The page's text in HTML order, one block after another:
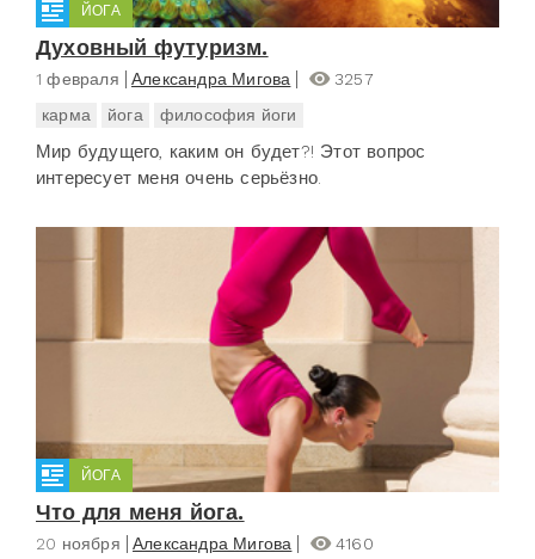
ЙОГА
Духовный футуризм.
1 февраля Александра Мигова
3257
карма
йога философия йоги
Мир будущего, каким он будет?! Этот вопрос
интересует меня очень серьёзно.
ЙОГА
Что для меня йога.
20 ноября Александра Мигова 4160